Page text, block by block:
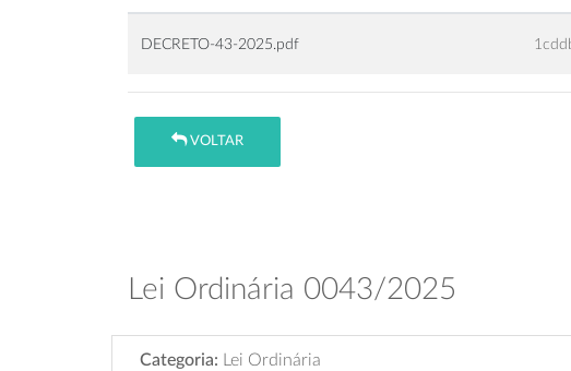
DECRETO-43-2025.pdf
VOLTAR
Lei Ordinária 0043/2025
Categoria: Lei Ordinária